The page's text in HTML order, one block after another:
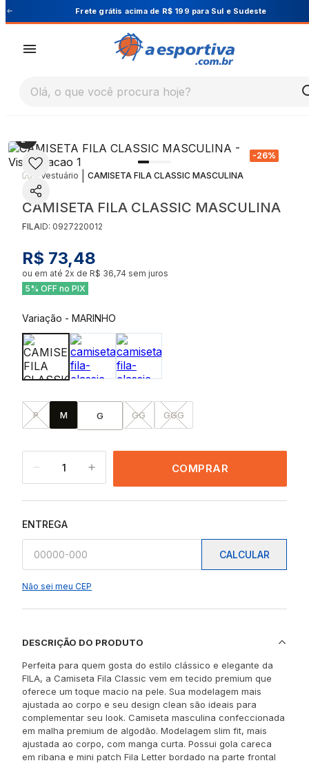
Cupom PRIMEIRA10 para 10% OFF na 1ª
Olá, o que você procura hoje?
-26%
Vestuário CAMISETA FILA CLASSIC MASCULINA
CAMISETA FILA CLASSIC MASCULINA
FILAID: 0927220012
R$ 73,48
ou em até 2x de R$ 36,74 sem juros
5% OFF no PIX
Variação - MARINHO
P M G GG GGG
1 COMPRAR
ENTREGA
CALCULAR
Não sei meu CEP
DESCRIÇÃO DO PRODUTO
Perfeita para quem gosta do estilo clássico e elegante da
FILA, a Camiseta Fila Classic vem em tecido premium que
oferece um toque macio na pele. Sua modelagem mais
ajustada ao corpo e seu design clean são ideais para
complementar seu look. Camiseta masculina confeccionada
em malha premium de algodão. Modelagem slim fit, mais
ajustada ao corpo, com manga curta. Possui gola careca
em ribana e mini patch Fila Letter bordado na parte frontal